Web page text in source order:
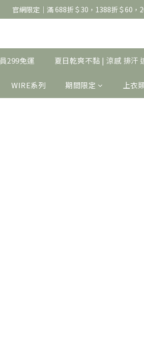
官網限定｜滿 688折＄30，1388折＄60，
官網限定｜滿 688折＄30，1388折＄60，
官網限定｜滿 688折＄30，1388折＄60，
299免運 夏日乾爽不黏 | 涼感 排汗
WIRE系列 期間限定 上衣